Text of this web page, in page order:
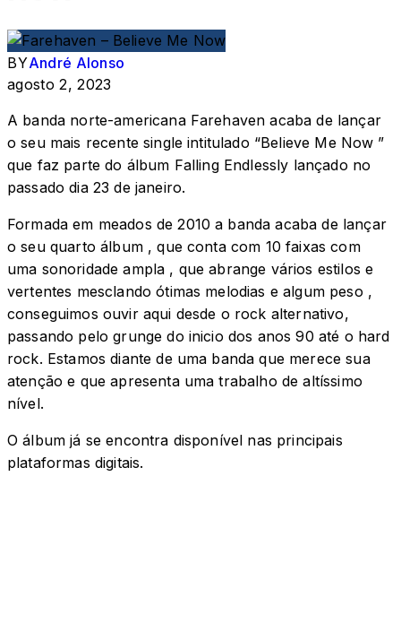
BYAndré Alonso
agosto 2, 2023
A banda norte-americana Farehaven acaba de lançar
o seu mais recente single intitulado “Believe Me Now ”
que faz parte do álbum Falling Endlessly lançado no
passado dia 23 de janeiro.
Formada em meados de 2010 a banda acaba de lançar
o seu quarto álbum , que conta com 10 faixas com
uma sonoridade ampla , que abrange vários estilos e
vertentes mesclando ótimas melodias e algum peso ,
conseguimos ouvir aqui desde o rock alternativo,
passando pelo grunge do inicio dos anos 90 até o hard
rock. Estamos diante de uma banda que merece sua
atenção e que apresenta uma trabalho de altíssimo
nível.
O álbum já se encontra disponível nas principais
plataformas digitais.